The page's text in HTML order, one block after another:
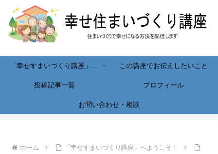
この講座でお伝えしたいこと
投稿記事一覧 プロフィール
お問い合わせ・相談
ホーム
「幸せすまいづくり講座」へようこそ！